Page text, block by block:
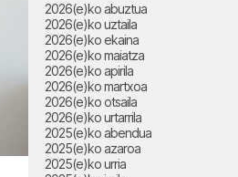
2026(e)ko abuztua
2026(e)ko uztaila
2026(e)ko ekaina
2026(e)ko maiatza
2026(e)ko apirila
2026(e)ko martxoa
2026(e)ko otsaila
2026(e)ko urtarrila
2025(e)ko abendua
2025(e)ko azaroa
2025(e)ko urria